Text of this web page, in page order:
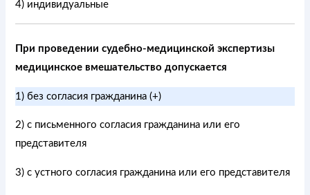
4) индивидуальные
При проведении судебно-медицинской экспертизы
медицинское вмешательство допускается
1) без согласия гражданина (+)
2) с письменного согласия гражданина или его
представителя
3) с устного согласия гражданина или его представителя